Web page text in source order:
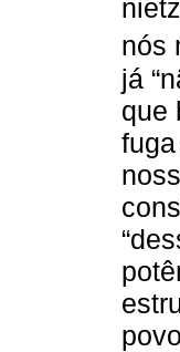
nós
já
que